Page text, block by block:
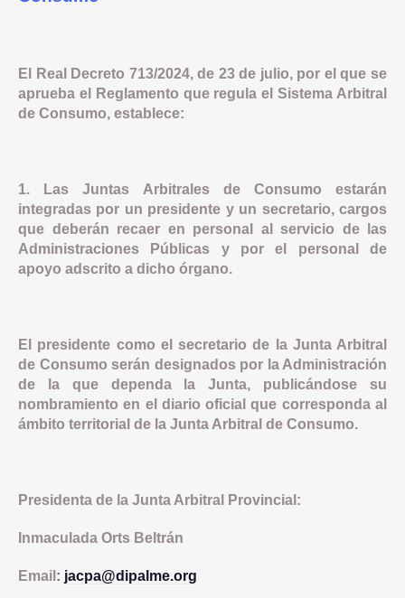
El Real Decreto 713/2024, de 23 de julio, por el que se
aprueba el Reglamento que regula el Sistema Arbitral
de Consumo, establece:
1. Las Juntas Arbitrales de Consumo estarán
integradas por un presidente y un secretario, cargos
que deberán recaer en personal al servicio de las
Administraciones Públicas y por el personal de
apoyo adscrito a dicho órgano.
El presidente como el secretario de la Junta Arbitral
de Consumo serán designados por la Administración
de la que dependa la Junta, publicándose su
nombramiento en el diario oficial que corresponda al
ámbito territorial de la Junta Arbitral de Consumo.
Presidenta de la Junta Arbitral Provincial:
Inmaculada Orts Beltrán
Email : jacpa@dipalme.org